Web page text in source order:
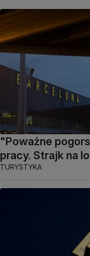
"Poważne
pracy. Strajk na
TURYSTYKA